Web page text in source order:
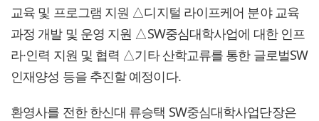
교육 및 프로그램 지원 △디지털 라이프케어 분야 교육
과정 개발 및 운영 지원 △SW중심대학사업에 대한 인프
라·인력 지원 및 협력 △기타 산학교류를 통한 글로벌SW
인재양성 등을 추진할 예정이다.
환영사를 전한 한신대 류승택 SW중심대학사업단장은